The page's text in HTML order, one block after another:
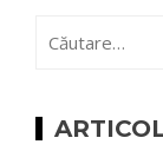
după: